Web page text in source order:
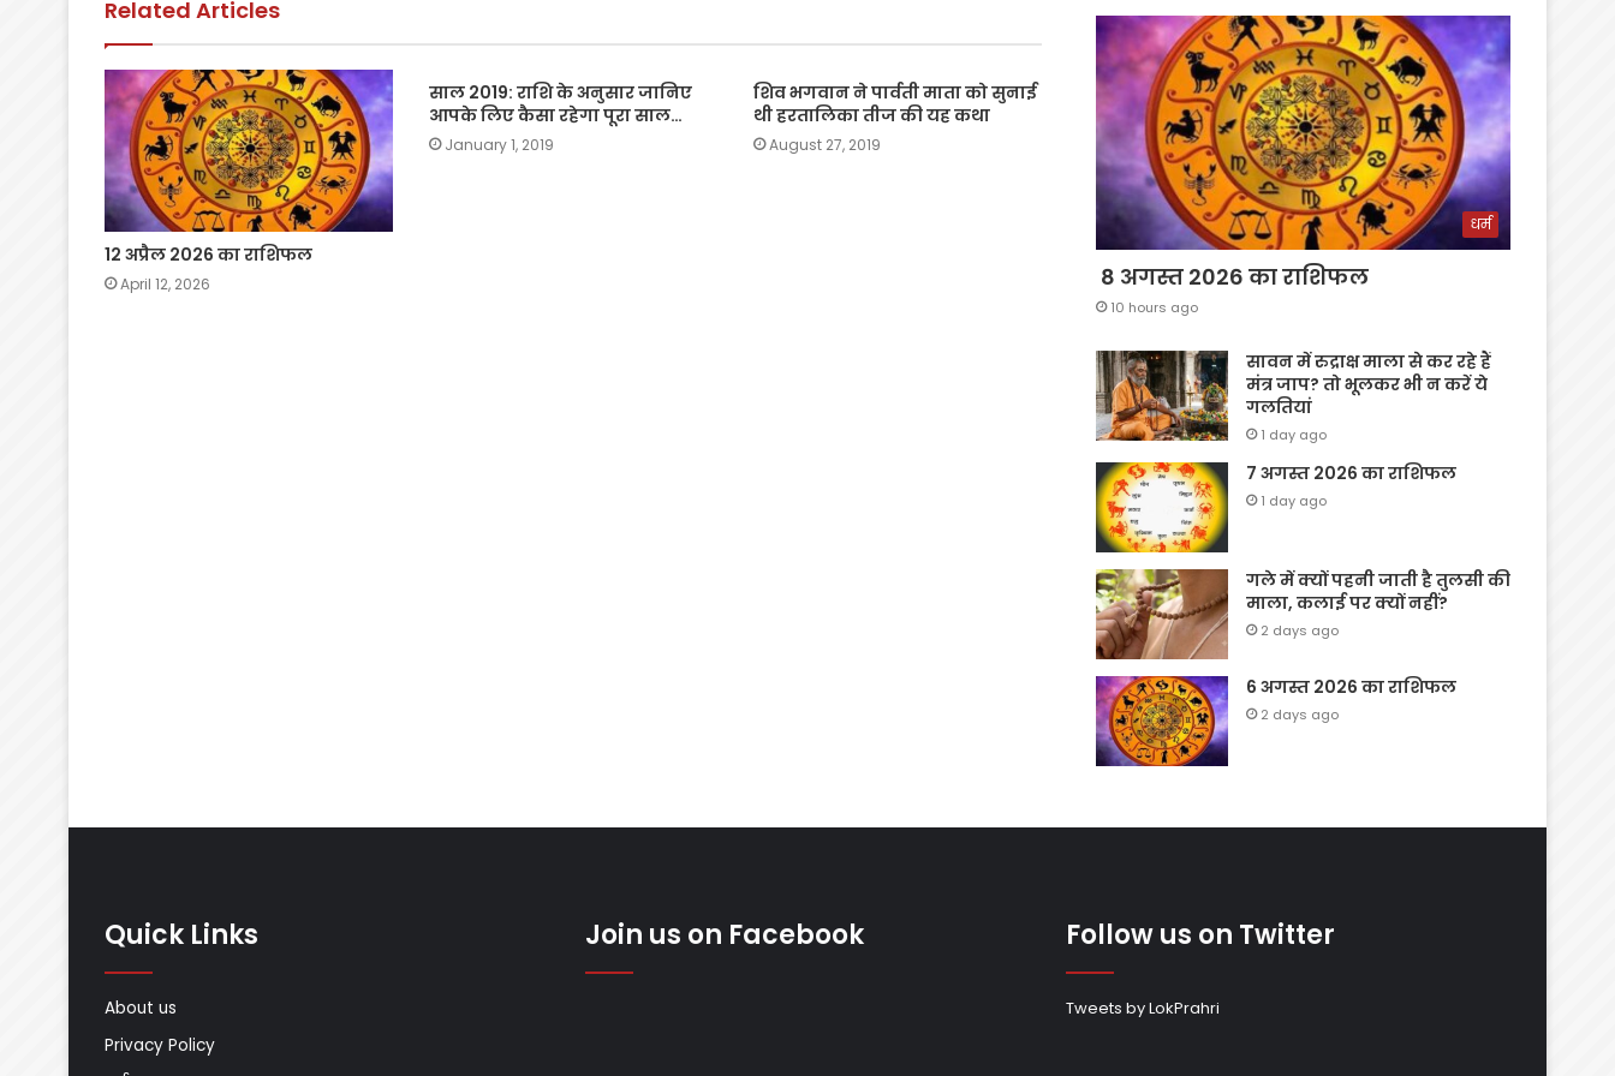
k
Related Articles
12 अप्रैल 2026 का राशिफल
April 12, 2026
साल 2019: राशि के अनुसार जानिए
आपके लिए कैसा रहेगा पूरा साल…
January 1, 2019
शिव भगवान ने पार्वती माता को सुनाई
थी हरतालिका तीज की यह कथा
August 27, 2019
धर्म
8 अगस्त 2026 का राशिफल
10 hours ago
सावन में रुद्राक्ष माला से कर रहे हैं
मंत्र जाप? तो भूलकर भी न करें ये
गलतियां
1 day ago
7 अगस्त 2026 का राशिफल
1 day ago
गले में क्यों पहनी जाती है तुलसी की
माला, कलाई पर क्यों नहीं?
2 days ago
6 अगस्त 2026 का राशिफल
2 days ago
Quick Links
About us
Privacy Policy
Join us on Facebook Follow us on Twitter
Tweets by LokPrahri